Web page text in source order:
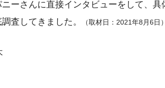
ーさんに直接インタビューをして、具
査してきました。
（取材日：2021年8月6日）